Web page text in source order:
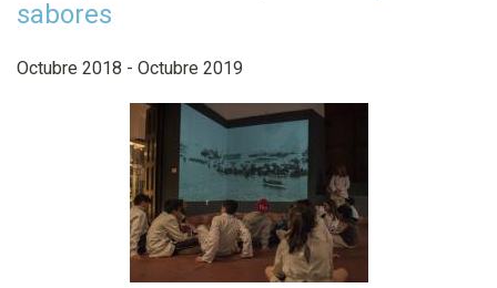
sabores
Octubre 2018 - Octubre 2019